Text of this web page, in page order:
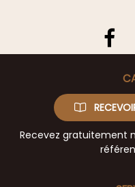
Recevez gratuitement